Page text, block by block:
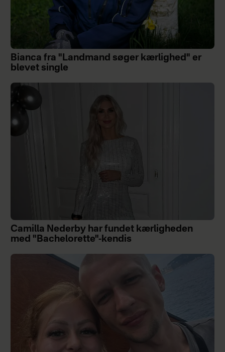
Bianca fra "Landmand søger kærlighed" er
blevet single
Camilla Nederby har fundet kærligheden
med "Bachelorette"-kendis